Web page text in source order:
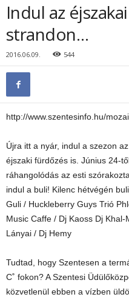
Indul az
strandon…
2016.06.09. 544
http://www.szentesinfo.hu/
Újra itt a nyár, indul a szezon
éjszaki fürdőzés is. Június 24-
ráhangolódás az esti
indul a buli! Kilenc hétvégén
Guli / Huckleberry Guys Trió
Music Caffe / Dj Kaoss Dj
Lányai / Dj Hemy
Tudtad, hogy Szentesen a
C˚ fokon? A Szentesi
közvetlenül ebben a vízben